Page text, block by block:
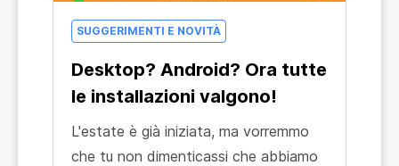
SUGGERIMENTI E NOVITÀ
Desktop? Android? Ora tutte
le installazioni valgono!
L'estate è già iniziata, ma vorremmo
che tu non dimenticassi che abbiamo